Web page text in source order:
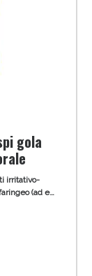
gola
irritativo-
(ad es.
di terapia
oggi!